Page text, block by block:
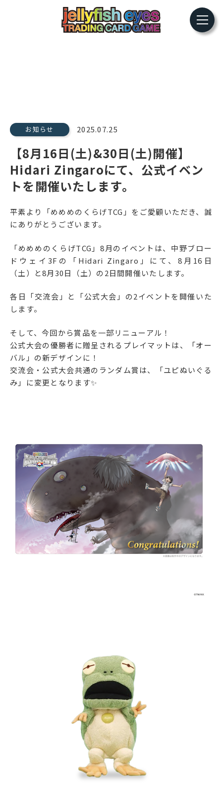
お知らせ 2025.07.25
【8月16日(土)&30日(土)開催】
Hidari Zingaroにて、公式イベン
トを開催いたします。
平素より「めめめのくらげTCG」をご愛顧いただき、誠
にありがとうございます。
「めめめのくらげTCG」8月のイベントは、中野ブロー
ドウェイ3Fの「Hidari Zingaro」にて、8月16日
（土）と8月30日（土）の2日間開催いたします。
各日「交流会」と「公式大会」の2イベントを開催いた
します。
そして、今回から賞品を一部リニューアル！
公式大会の優勝者に贈呈されるプレイマットは、「オー
バル」の新デザインに！
交流会・公式大会共通のランダム賞は、「ユピぬいぐる
み」に変更となります✨